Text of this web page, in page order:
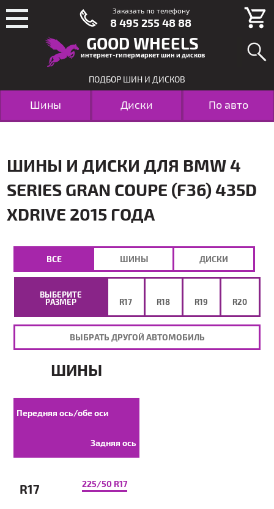
GOOD WHEELS
интернет-гипермаркет шин и дисков
ПОДБОР ШИН И ДИСКОВ
Шины Диски По авто
ШИНЫ И ДИСКИ ДЛЯ BMW 4
SERIES GRAN COUPE (F36) 435D
XDRIVE 2015 ГОДА
ВЫБЕРИТЕ
РАЗМЕР
R17 R18 R19 R20
ВЫБРАТЬ ДРУГОЙ АВТОМОБИЛЬ
ВСЕ ШИНЫ ДИСКИ
ШИНЫ
Передняя ось/обе оси
Задняя ось
R17 225/50 R17
Заказать по телефону
8 495 255 48 88